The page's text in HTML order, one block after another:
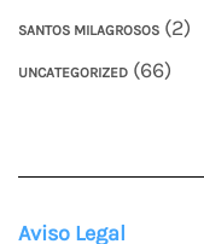
SANTOS MILAGROSOS (2)
UNCATEGORIZED (66)
Aviso Legal